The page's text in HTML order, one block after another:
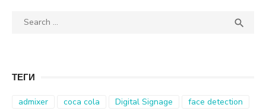
Search

ТЕГИ
admixer coca cola Digital Signage
face detection